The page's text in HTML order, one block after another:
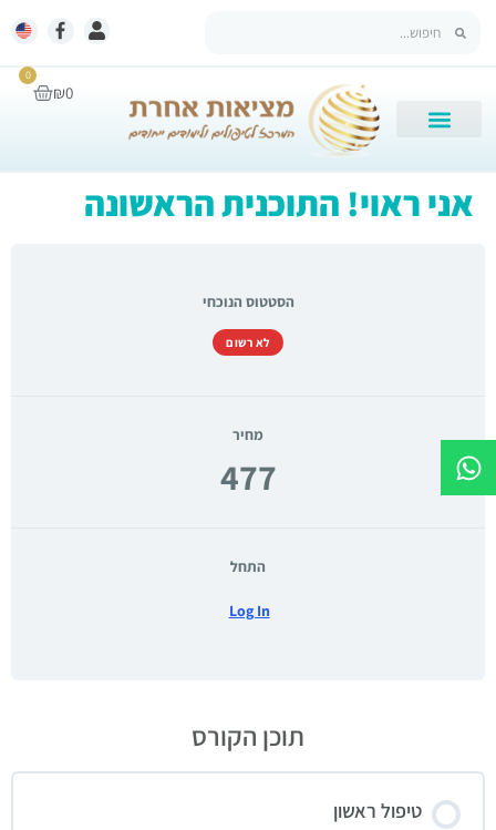
₪0
0
אני ראוי! התוכנית הראשונה
הסטטוס הנוכחי
לא רשום
מחיר
477
התחל
Log In
תוכן הקורס
טיפול ראשון